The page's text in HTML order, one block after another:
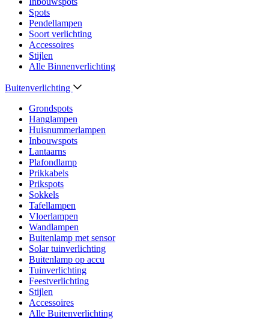
Spots
Pendellampen
Soort verlichting
Accessoires
Stijlen
Alle Binnenverlichting
Buitenverlichting
Grondspots
Hanglampen
Huisnummerlampen
Inbouwspots
Lantaarns
Plafondlamp
Prikkabels
Prikspots
Sokkels
Tafellampen
Vloerlampen
Wandlampen
Buitenlamp met sensor
Solar tuinverlichting
Buitenlamp op accu
Tuinverlichting
Feestverlichting
Stijlen
Accessoires
Alle Buitenverlichting